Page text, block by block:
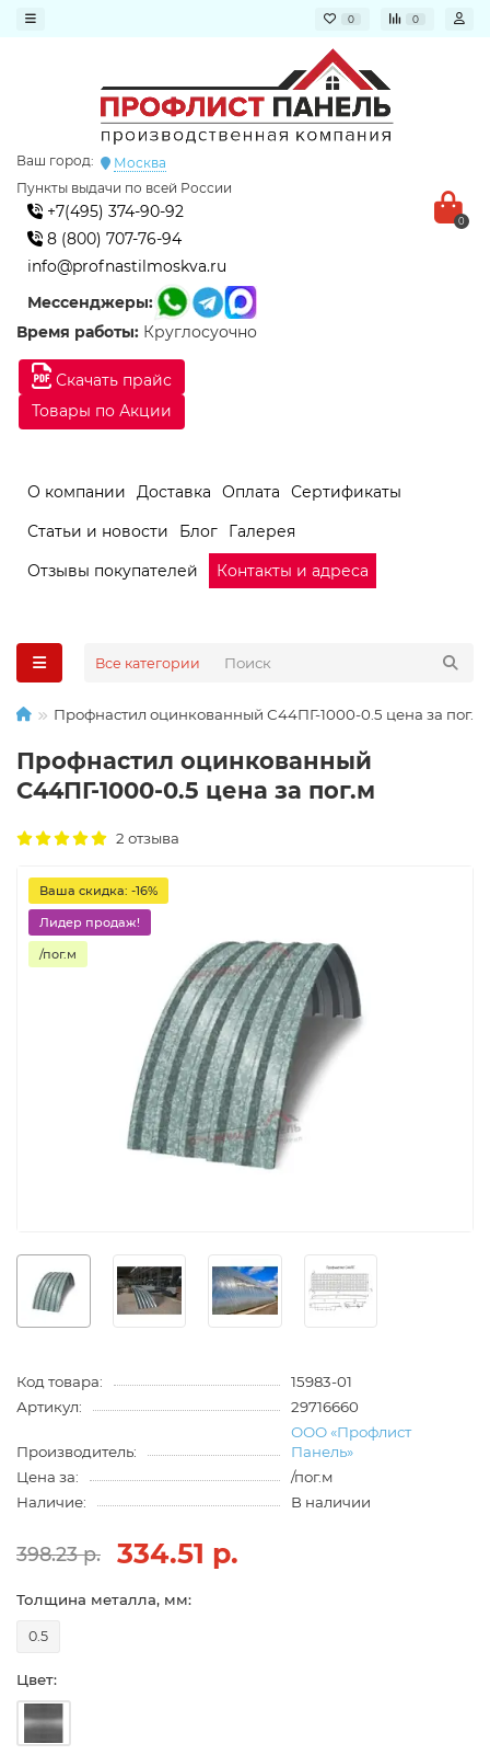
0 0
Скачать прайс
Товары по Акции
Ваш город:
Москва
Пункты выдачи по всей России
+7(495) 374-90-92
8 (800) 707-76-94
info@profnastilmoskva.ru
Мессенджеры:
Время работы: Круглосуочно
0
О компании Доставка Оплата
Сертификаты
Статьи и новости
Блог
Галерея
Отзывы покупателей
Контакты и адреса
Все категории
Профнастил оцинкованный С44ПГ-1000-0.5 цена за пог.м
Профнастил оцинкованный
С44ПГ-1000-0.5 цена за пог.м
2 отзыва
Ваша скидка: -16%
Лидер продаж!
/пог.м
Код товара:
15983-01
Артикул:
29716660
Производитель:
ООО «Профлист
Панель»
Цена за:
/пог.м
Наличие:
В наличии
398.23 р. 334.51 р.
Толщина металла, мм:
0.5
Цвет: